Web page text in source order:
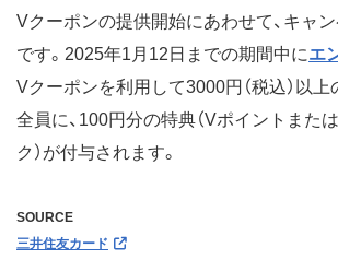
Vクーポンの提供開始にあわせて、キャ
です。2025年1月12日までの期間中にエ
Vクーポンを利用して3000円（税込）以
全員に、100円分の特典（Vポイントまた
ク）が付与されます。
SOURCE
三井住友カード